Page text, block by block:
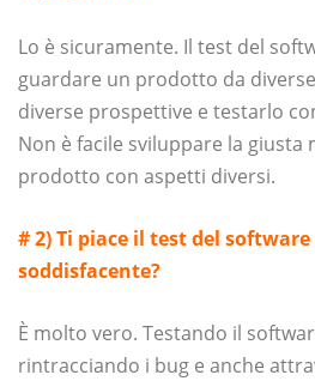
Lo è sicuramente. Il test del
guardare un prodotto da
diverse prospettive e testarlo
Non è facile sviluppare la giusta
prodotto con aspetti diversi.
# 2) Ti piace il test del software
soddisfacente?
È molto vero. Testando il
rintracciando i bug e anche